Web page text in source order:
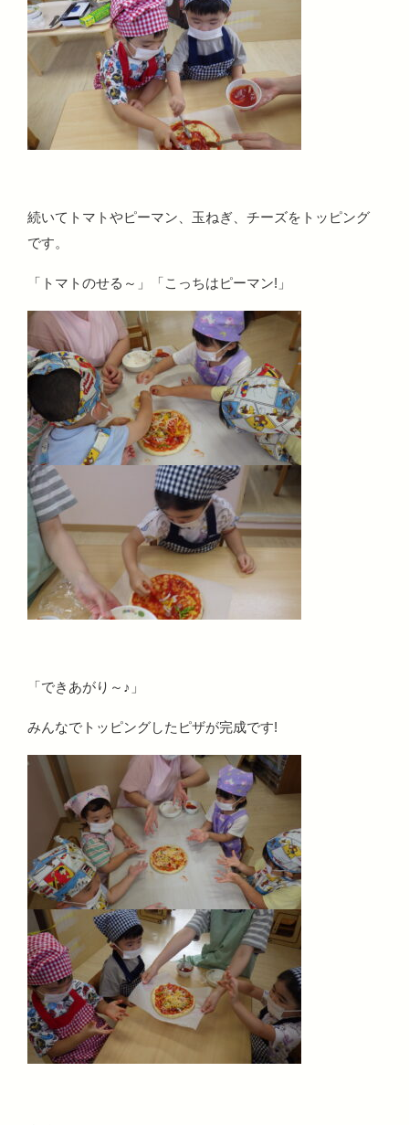
続いてトマトやピーマン、玉ねぎ、チーズをトッピング
です。
「トマトのせる～」「こっちはピーマン!」
「できあがり～♪」
みんなでトッピングしたピザが完成です!